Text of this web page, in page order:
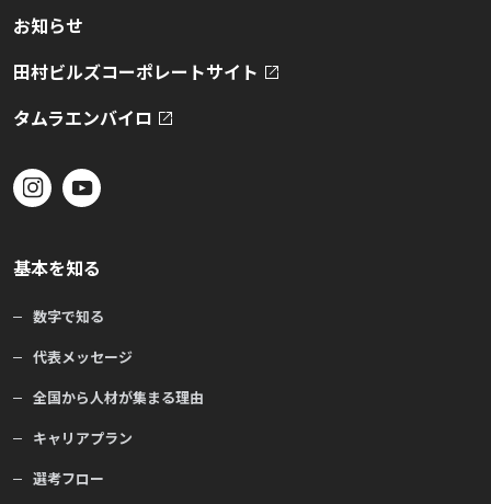
お知らせ
田村ビルズコーポレートサイト
タムラエンバイロ
基本を知る
数字で知る
代表メッセージ
全国から人材が集まる理由
キャリアプラン
選考フロー